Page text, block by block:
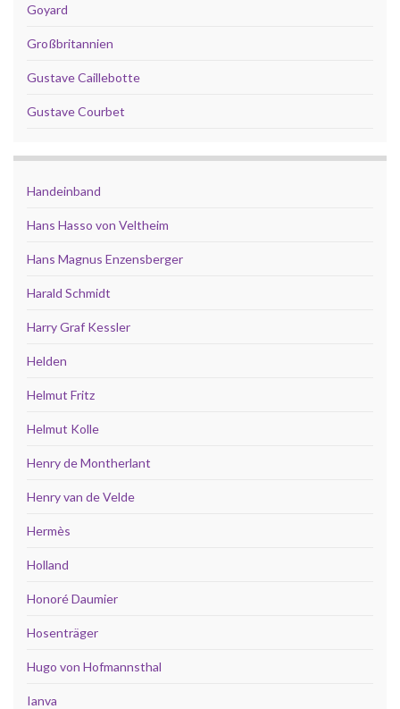
Goyard
Großbritannien
Gustave Caillebotte
Gustave Courbet
Handeinband
Hans Hasso von Veltheim
Hans Magnus Enzensberger
Harald Schmidt
Harry Graf Kessler
Helden
Helmut Fritz
Helmut Kolle
Henry de Montherlant
Henry van de Velde
Hermès
Holland
Honoré Daumier
Hosenträger
Hugo von Hofmannsthal
Ianva